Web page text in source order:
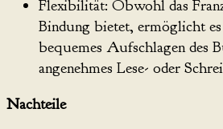
Flexibilität: Obwohl das
Bindung bietet, ermöglicht
bequemes Aufschlagen des
angenehmes Lese- oder
Nachteile